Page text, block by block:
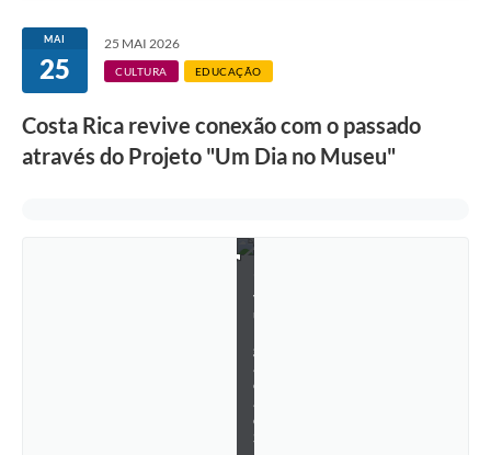
MAI
25
25 MAI 2026
CULTURA EDUCAÇÃO
Costa Rica revive conexão com o passado
através do Projeto "Um Dia no Museu"
:
v
u
g
a
ç
ã
o
S